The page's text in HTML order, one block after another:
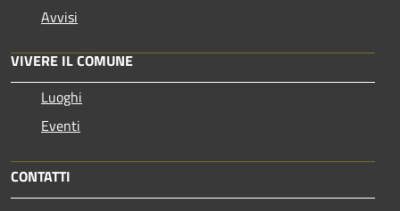
Avvisi
VIVERE IL COMUNE
Luoghi
Eventi
CONTATTI